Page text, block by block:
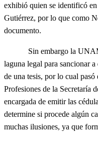
exhibió quien se identificó
Gutiérrez, por lo que como
documento.
Sin embargo la UNAM
laguna legal para sancionar
de una tesis, por lo cual
Profesiones de la Secretaría
encargada de emitir las
determine si procede algún
muchas ilusiones, ya que